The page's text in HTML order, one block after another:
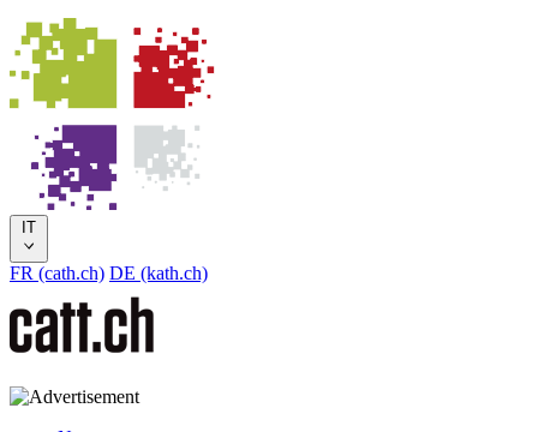
IT
FR (cath.ch) DE (kath.ch)